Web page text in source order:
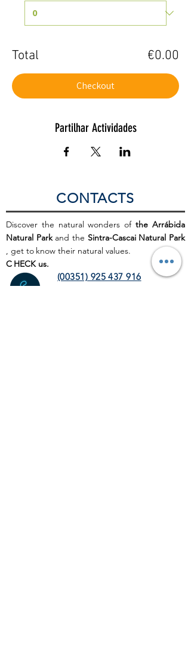
Total €0.00
Checkout
Partilhar Actividades
CONTACTS
Discover the natural wonders ofthe Arrábida
Natural Parkand the Sintra-Cascai Natural Park
, get to know their natural values.
C HECK us.
(00351) 925 437 916